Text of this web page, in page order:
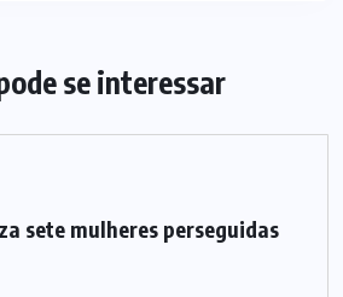
se interessar
sete mulheres perseguidas